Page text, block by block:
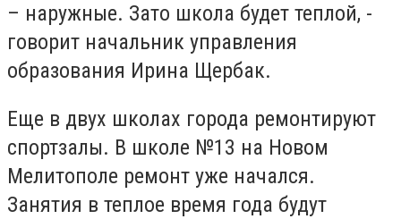
– наружные. Зато школа будет теплой, -
говорит начальник управления
образования Ирина Щербак.
Еще в двух школах города ремонтируют
спортзалы. В школе №13 на Новом
Мелитополе ремонт уже начался.
Занятия в теплое время года будут